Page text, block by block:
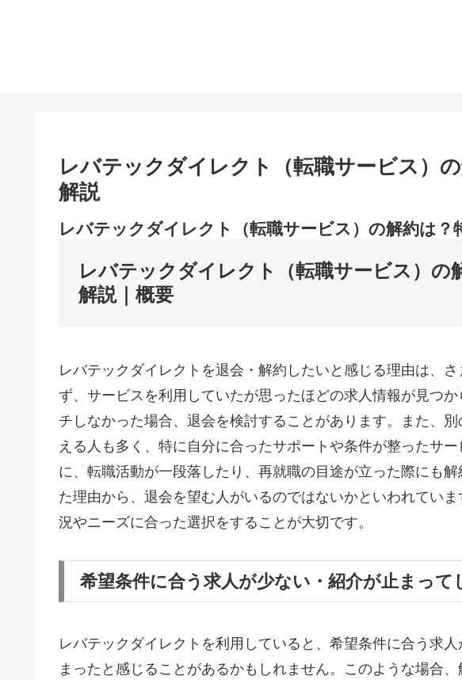
レバテックダイレクト（転職サービス）
解説
レバテックダイレクト（転職サービス）の解約は？
レバテックダイレクト（転職サービス）の
解説｜概要
レバテックダイレクトを退会・解約したいと感じる理由は、
ず、サービスを利用していたが思ったほどの求人情報が見つ
チしなかった場合、退会を検討することがあります。また、
える人も多く、特に自分に合ったサポートや条件が整ったサ
に、転職活動が一段落したり、再就職の目途が立った際にも
た理由から、退会を望む人がいるのではないかといわれてい
況やニーズに合った選択をすることが大切です。
希望条件に合う求人が少ない・紹介が止まって
レバテックダイレクトを利用していると、希望条件に合う求
まったと感じることがあるかもしれません。このような場合